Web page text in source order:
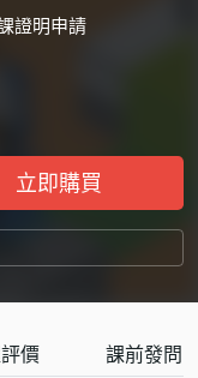
證明申請
立即購買
價 課前發問